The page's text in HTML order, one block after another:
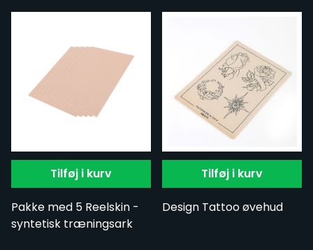
Tilføj i kurv
Pakke med 5 Reelskin -
syntetisk træningsark
Tilføj i kurv
Design Tattoo øvehud